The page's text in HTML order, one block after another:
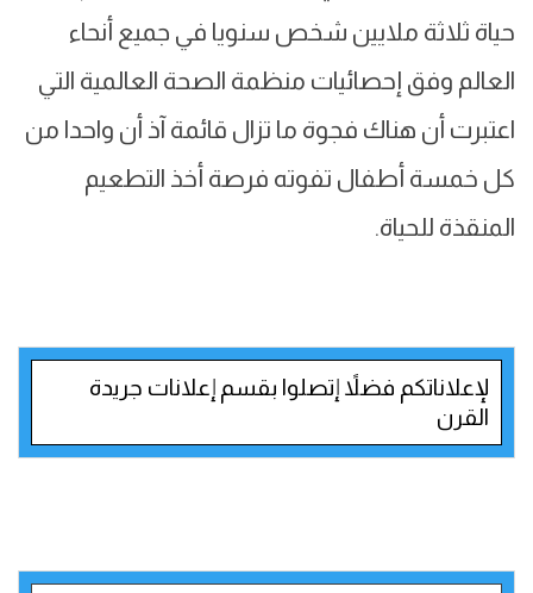
حياة ثلاثة ملايين شخص سنويا في جميع أنحاء
العالم وفق إحصائيات منظمة الصحة العالمية التي
اعتبرت أن هناك فجوة ما تزال قائمة آذ أن واحدا من
كل خمسة أطفال تفوته فرصة أخذ التطعيم
المنقذة للحياة.
لإعلاناتكم فضلاً إتصلوا بقسم إعلانات جريدة
القرن